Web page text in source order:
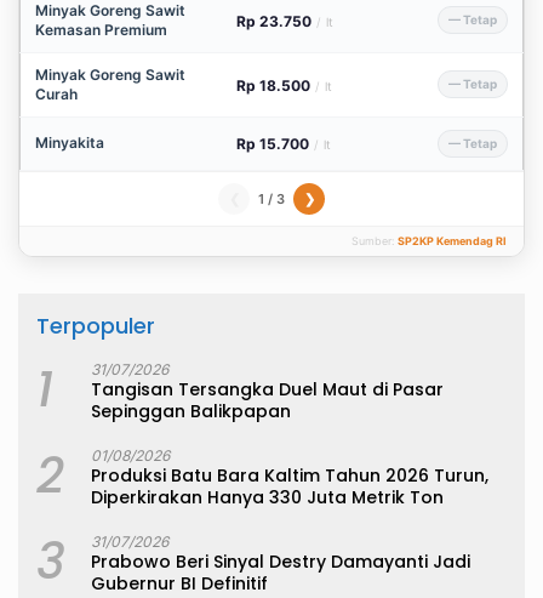
Minyak Goreng Sawit
Kemasan Premium
Rp 23.750 / lt — Tetap
Minyak Goreng Sawit
Curah
Rp 18.500 / lt — Tetap
Minyakita Rp 15.700 / lt — Tetap
1 / 3 ❯
Sumber: SP2KP Kemendag RI
Terpopuler
1 31/07/2026
Tangisan Tersangka Duel Maut di Pasar
Sepinggan Balikpapan
2 01/08/2026
Produksi Batu Bara Kaltim Tahun 2026 Turun,
Diperkirakan Hanya 330 Juta Metrik Ton
3 31/07/2026
Prabowo Beri Sinyal Destry Damayanti Jadi
Gubernur BI Definitif